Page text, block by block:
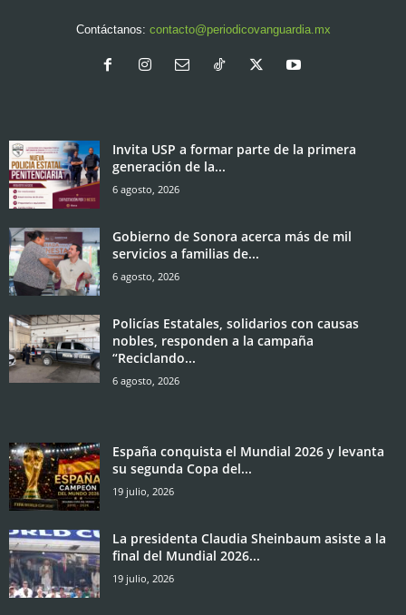
Contáctanos: contacto@periodicovanguardia.mx
Invita USP a formar parte de la primera
generación de la...
6 agosto, 2026
Gobierno de Sonora acerca más de mil
servicios a familias de...
6 agosto, 2026
Policías Estatales, solidarios con causas
nobles, responden a la campaña
“Reciclando...
6 agosto, 2026
España conquista el Mundial 2026 y levanta
su segunda Copa del...
19 julio, 2026
La presidenta Claudia Sheinbaum asiste a la
final del Mundial 2026...
19 julio, 2026